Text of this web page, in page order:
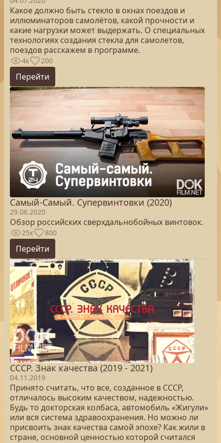
Какое должно быть стекло в окнах поездов и
иллюминаторов самолётов, какой прочности и
какие нагрузки может выдержать. О специальных
технологиях создания стекла для самолетов,
поездов расскажем в программе.
4к 200
Перейти
Самый-Самый. Супервинтовки (2020)
29.06.2020
Обзор российских сверхдальнобойных винтовок.
25к 800
Перейти
СССР. Знак качества (2019 - 2021)
04.11.2019
Принято считать, что все, созданное в СССР,
отличалось высоким качеством, надежностью.
Будь то докторская колбаса, автомобиль «Жигули»
или вся система здравоохранения. Но можно ли
присвоить знак качества самой эпохе? Как жили в
стране, основной ценностью которой считался